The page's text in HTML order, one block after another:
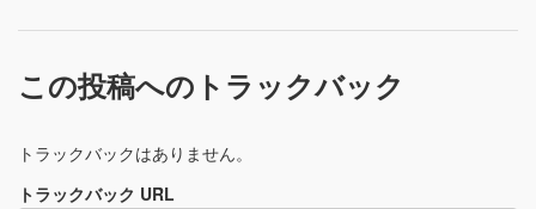
この投稿へのトラックバック
トラックバックはありません。
トラックバック URL